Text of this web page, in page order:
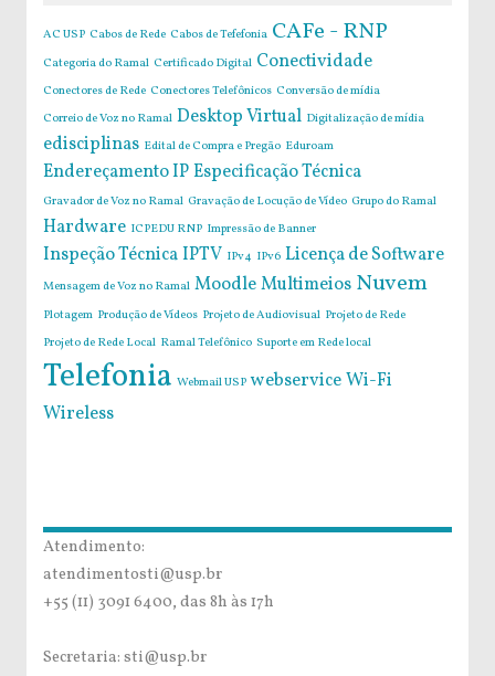
AC USP Cabos de Rede Cabos de Tefefonia CAFe - RNP
Categoria do Ramal Certificado Digital Conectividade
Conectores de Rede Conectores Telefônicos Conversão de mídia
Correio de Voz no Ramal Desktop Virtual Digitalização de mídia
edisciplinas Edital de Compra e Pregão Eduroam
Endereçamento IPEspecificação Técnica
Gravador de Voz no Ramal Gravação de Locução de Vídeo Grupo do Ramal
Hardware ICPEDU RNP Impressão de Banner
Inspeção TécnicaIPTV IPv4 IPv6 Licença de Software
Mensagem de Voz no Ramal MoodleMultimeios Nuvem
Plotagem Produção de Vídeos Projeto de Audiovisual Projeto de Rede
Projeto de Rede Local Ramal Telefônico Suporte em Rede local
Telefonia Webmail USP webserviceWi-Fi
Wireless
Atendimento:
atendimentosti@usp.br
+55 (11) 3091 6400, das 8h às 17h
Secretaria: sti@usp.br